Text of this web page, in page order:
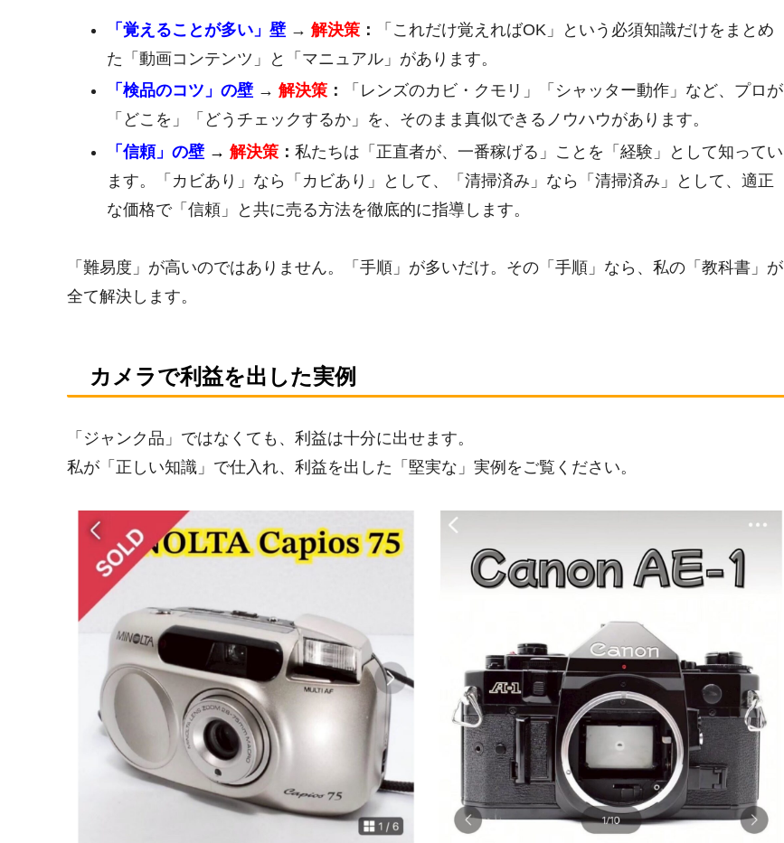
「覚えることが多い」壁→ 解決策：
「これだけ覚えればOK」という必須知識だけをまとめ
た「動画コンテンツ」と「マニュアル」があります。
「検品のコツ」の壁→ 解決策：
「レンズのカビ・クモリ」「シャッター動作」など、プロが
「どこを」「どうチェックするか」を、そのまま真似できるノウハウがあります。
「信頼」の壁 → 解決策： 私たちは「正直者が、一番稼げる」ことを「経験」として知ってい
ます。「カビあり」なら「カビあり」として、「清掃済み」なら「清掃済み」として、適正
な価格で「信頼」と共に売る方法を徹底的に指導します。
「難易度」が高いのではありません。「手順」が多いだけ。その「手順」なら、私の「教科書」が
全て解決します。
カメラで利益を出した実例
「ジャンク品」ではなくても、利益は十分に出せます。
私が「正しい知識」で仕入れ、利益を出した「堅実な」実例をご覧ください。